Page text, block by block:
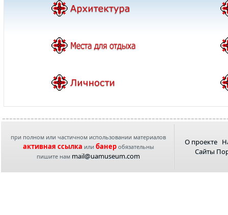
при полном или частичном использовании материалов
активная ссылка или банеробязательны
пишите нам mail@uamuseum.com
О проекте
Сайты